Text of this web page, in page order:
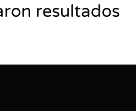
resultados